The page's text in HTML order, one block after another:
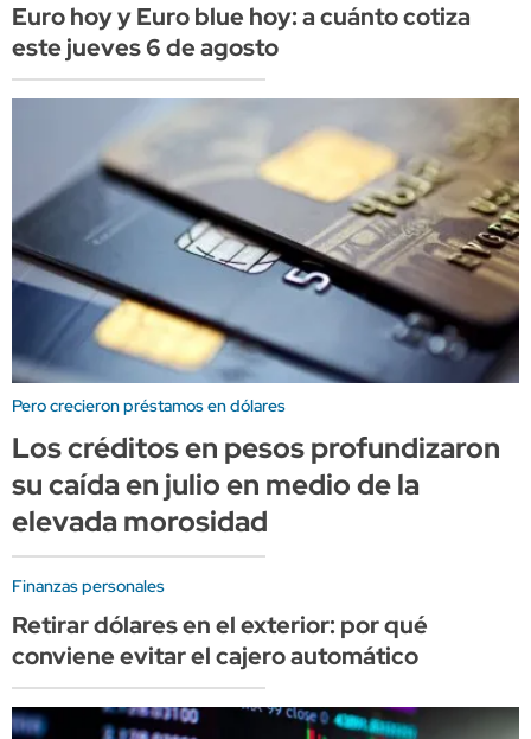
Euro hoy y Euro blue hoy: a cuánto cotiza
este jueves 6 de agosto
Pero crecieron préstamos en dólares
Los créditos en pesos profundizaron
su caída en julio en medio de la
elevada morosidad
Finanzas personales
Retirar dólares en el exterior: por qué
conviene evitar el cajero automático